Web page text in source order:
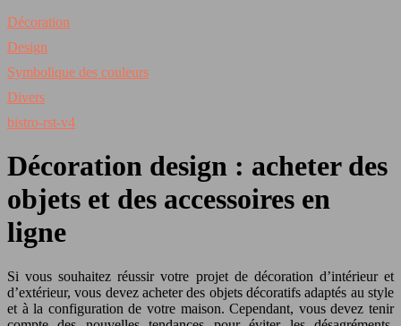
Décoration
Design
Symbolique des couleurs
Divers
bistro-rst-v4
Décoration design : acheter des
objets et des accessoires en
ligne
Si vous souhaitez réussir votre projet de décoration d’intérieur et
d’extérieur, vous devez acheter des objets décoratifs adaptés au style
et à la configuration de votre maison. Cependant, vous devez tenir